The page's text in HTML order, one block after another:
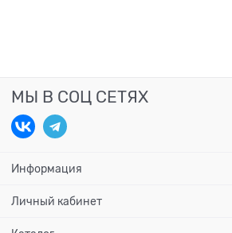
МЫ В СОЦ СЕТЯХ
Информация
Личный кабинет